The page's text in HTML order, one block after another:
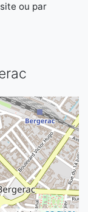
ou par